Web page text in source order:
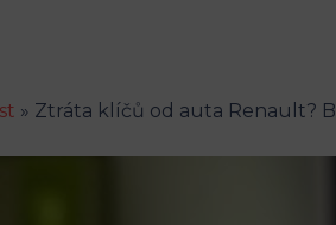
» Ztráta klíčů od auta Renault?